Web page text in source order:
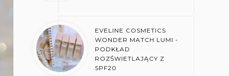
EVELINE COSMETICS
WONDER MATCH LUMI -
PODKŁAD
ROZŚWIETLAJĄCY Z
SPF20